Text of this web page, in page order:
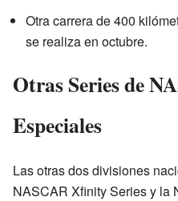
Otra carrera de 400
se realiza en octubre.
Otras Series de
Especiales
Las otras dos divisiones
NASCAR Xfinity Series y la